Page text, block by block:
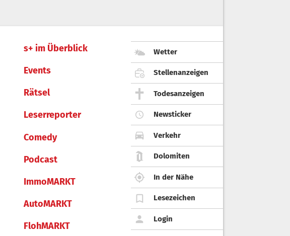
s+ im Überblick
Events
Rätsel
Leserreporter
Comedy
Podcast
ImmoMARKT
AutoMARKT
FlohMARKT
Wetter
Stellenanzeigen
Todesanzeigen
Newsticker
Verkehr
Dolomiten
In der Nähe
Lesezeichen
Login